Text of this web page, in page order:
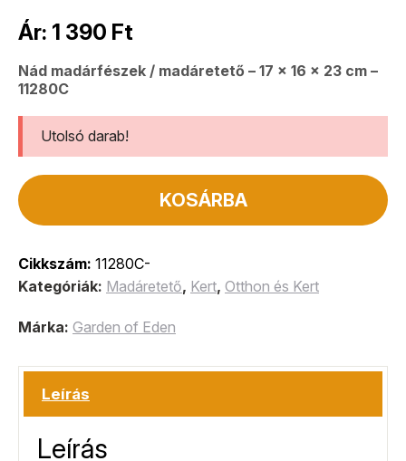
Ár: 1 390 Ft
Nád madárfészek / madáretető – 17 x 16 x 23 cm –
11280C
Utolsó darab!
KOSÁRBA
Cikkszám: 11280C-
Kategóriák: Madáretető, Kert, Otthon és Kert
Márka: Garden of Eden
Leírás
Leírás